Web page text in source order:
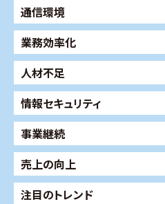
通信環境
業務効率化
人材不足
情報セキュリティ
事業継続
売上の向上
注目のトレンド